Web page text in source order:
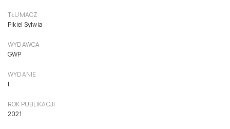
TŁUMACZ
Pikiel Sylwia
WYDAWCA
GWP
WYDANIE
I
ROK PUBLIKACJI
2021